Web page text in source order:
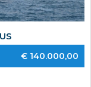
€ 140.000,00